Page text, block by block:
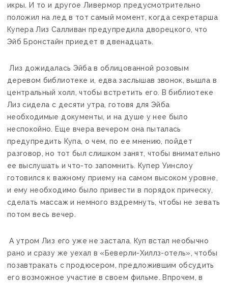
икры. И то и другое Ливермор предусмотрительно
положил на лед в тот самый момент, когда секретарша
Купера Лиз Салливан предупредила дворецкого, что
Эйб Бронстайн приедет в двенадцать.
Лиз дожидалась Эйба в облицованной розовым
деревом библиотеке и, едва заслышав звонок, вышла в
центральный холл, чтобы встретить его. В библиотеке
Лиз сидела с десяти утра, готовя для Эйба
необходимые документы, и на душе у нее было
неспокойно. Еще вчера вечером она пыталась
предупредить Купа, о чем, по ее мнению, пойдет
разговор, но тот был слишком занят, чтобы внимательно
ее выслушать и что-то запомнить. Купер Уинслоу
готовился к важному приему на самом высоком уровне,
и ему необходимо было привести в порядок прическу,
сделать массаж и немного вздремнуть, чтобы не зевать
потом весь вечер.
А утром Лиз его уже не застала. Куп встал необычно
рано и сразу же уехал в «Беверли-Хиллз-отель», чтобы
позавтракать с продюсером, предложившим обсудить
его возможное участие в своем фильме. Впрочем, в